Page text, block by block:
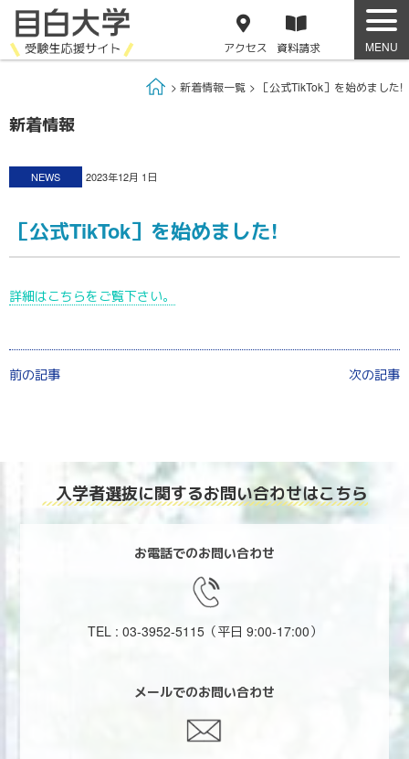
アクセス 資料請求
Home
新着情報一覧 ［公式TikTok］を始めました!
新着情報
NEWS 2023年12月 1日
［公式TikTok］を始めました!
詳細はこちらをご覧下さい。
前の記事 次の記事
入学者選抜に関するお問い合わせはこちら
お電話でのお問い合わせ
TEL : 03-3952-5115（平日 9:00-17:00）
メールでのお問い合わせ